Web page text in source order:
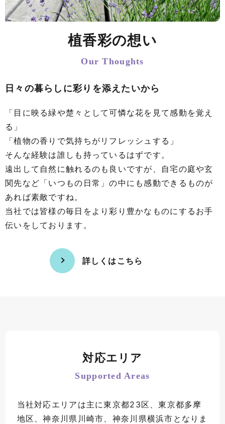
植香彩の想い
Our Thoughts
日々の暮らしに彩りを添えたいから
「目に映る緑や楚々として可憐な花を見て感動を覚え
る」
「植物の香りで気持ちがリフレッシュする」
そんな経験は誰しも持っているはずです。
遠出して自然に触れるのも良いですが、自宅の庭や玄
関先など「いつもの日常」の中にも感動できるものが
あれば素敵ですね。
当社では皆様の毎日をより彩り豊かなものにするお手
伝いをしております。
詳しくはこちら
対応エリア
Supported Areas
当社対応エリアは主に東京都23区、東京都多摩
地区、神奈川県川崎市、神奈川県横浜市となりま